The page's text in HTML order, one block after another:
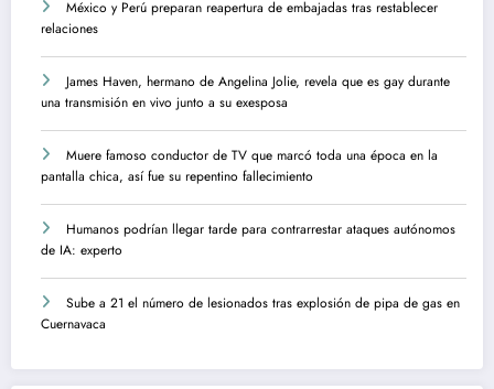
México y Perú preparan reapertura de embajadas tras restablecer
relaciones
James Haven, hermano de Angelina Jolie, revela que es gay durante
una transmisión en vivo junto a su exesposa
Muere famoso conductor de TV que marcó toda una época en la
pantalla chica, así fue su repentino fallecimiento
Humanos podrían llegar tarde para contrarrestar ataques autónomos
de IA: experto
Sube a 21 el número de lesionados tras explosión de pipa de gas en
Cuernavaca